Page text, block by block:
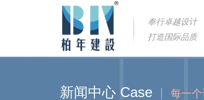
奉行卓越设计
打造国际品质
新闻中心 Case 每一